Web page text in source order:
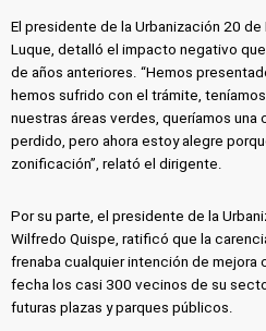
El presidente de la Urbanización 20
Luque, detalló el impacto negativo
de años anteriores. “Hemos
hemos sufrido con el trámite,
nuestras áreas verdes, queríamos una
perdido, pero ahora estoy alegre
zonificación”, relató el dirigente.
Por su parte, el presidente de la
Wilfredo Quispe, ratificó que la
frenaba cualquier intención de mejora
fecha los casi 300 vecinos de su
futuras plazas y parques públicos.